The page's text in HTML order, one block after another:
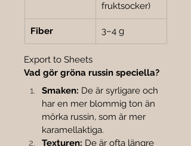
fruktsocker)
Fiber 3–4 g
Export to Sheets
Vad gör gröna russin speciella?
Smaken: De är syrligare och
har en mer blommig ton än
mörka russin, som är mer
karamellaktiga.
Texturen: De är ofta längre